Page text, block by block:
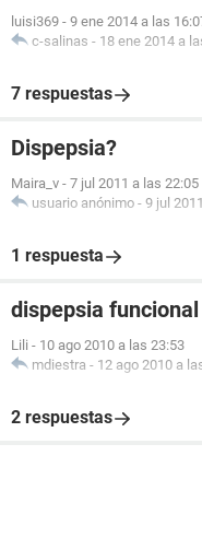
luisi369 - 9 ene 2014 a las
c-salinas - 18 ene 2014 a
7 respuestas
Dispepsia?
Maira_v - 7 jul 2011 a las 22:05
usuario anónimo - 9 jul
1 respuesta
dispepsia funcional
Lili - 10 ago 2010 a las 23:53
mdiestra - 12 ago 2010 a
2 respuestas